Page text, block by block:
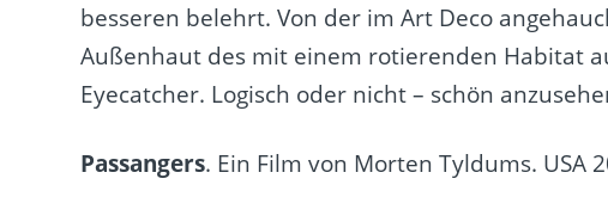
besseren belehrt. Von der im Art Deco
Außenhaut des mit einem rotierenden Habitat
Eyecatcher. Logisch oder nicht – schön
Passangers. Ein Film von Morten Tyldums. USA